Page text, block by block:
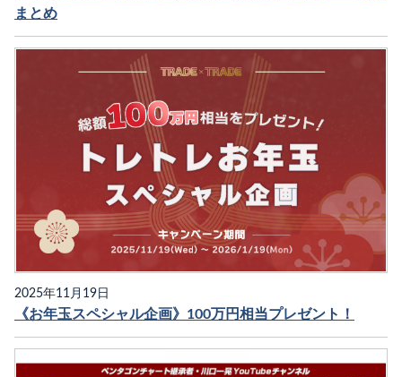
まとめ
2025年11月19日
《お年玉スペシャル企画》100万円相当プレゼント！